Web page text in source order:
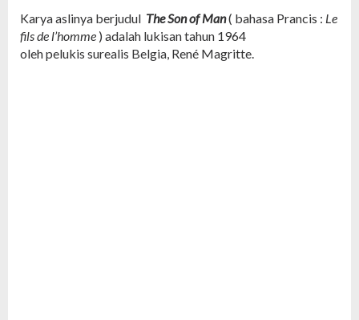
Karya aslinya berjudul The Son of Man( bahasa Prancis : Le
fils de l’homme ) adalah lukisan tahun 1964
olehpelukis surealis Belgia, René Magritte.